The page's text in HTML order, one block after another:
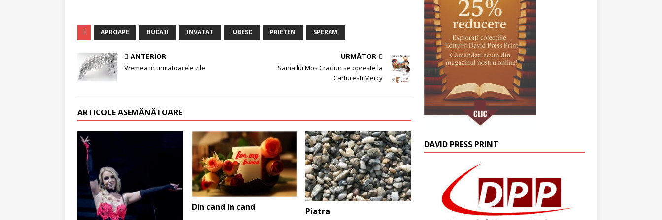
APROAPE BUCATI INVATAT IUBESC PRIETEN SPERAM
ANTERIOR
Vremea in urmatoarele zile
URMĂTOR
Sania lui Mos Craciun se opreste la
Carturesti Mercy
ARTICOLE ASEMĂNĂTOARE
Din cand in cand Piatra
DAVID PRESS PRINT